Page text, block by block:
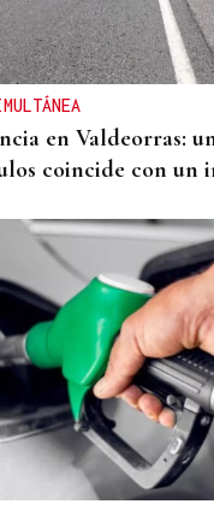
en Valdeorras:
coincide con un